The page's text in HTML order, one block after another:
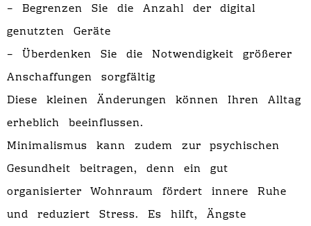
– Begrenzen Sie die Anzahl der digital
genutzten Geräte
– Überdenken Sie die Notwendigkeit größerer
Anschaffungen sorgfältig
Diese kleinen Änderungen können Ihren Alltag
erheblich beeinflussen.
Minimalismus kann zudem zur psychischen
Gesundheit beitragen, denn ein gut
organisierter Wohnraum fördert innere Ruhe
und reduziert Stress. Es hilft, Ängste